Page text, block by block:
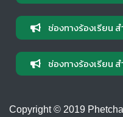
ช่องทางร้องเรียน
ช่องทางร้องเรียน
Copyright © 2019